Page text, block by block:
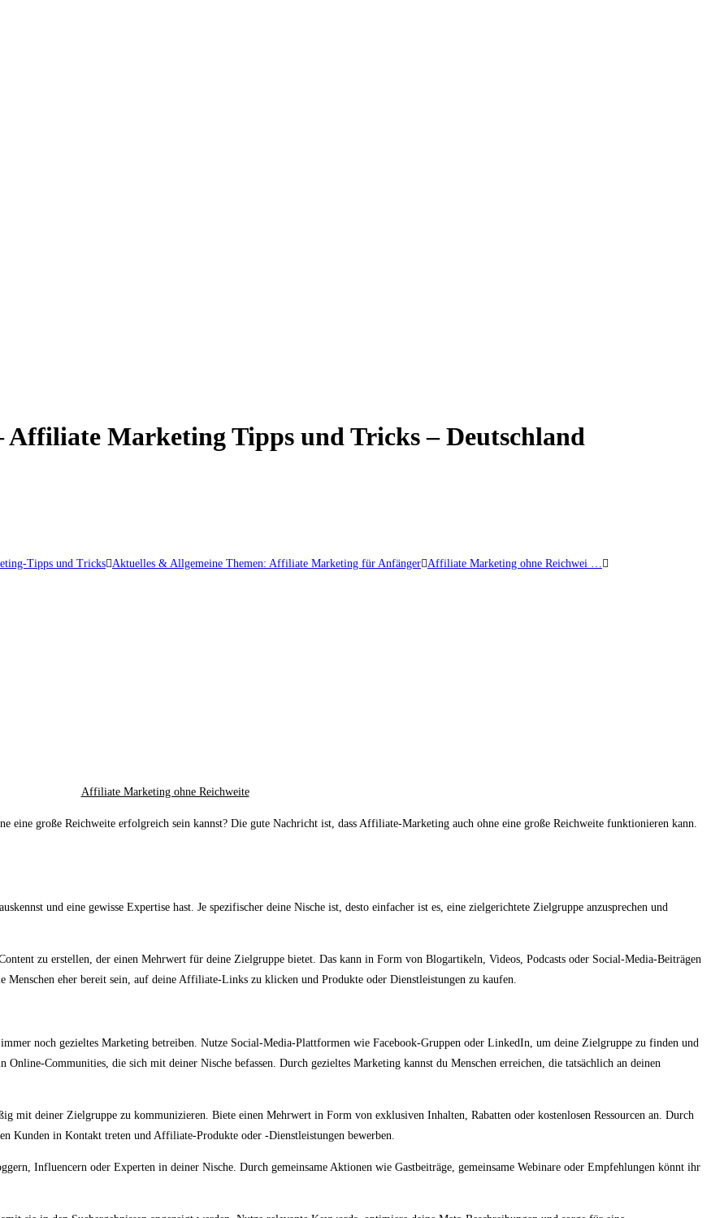
Marketing Tipps und Tricks – Deutschland
Tipps und Tricks Aktuelles & Allgemeine Themen: Affiliate Marketing für Anfänger Affiliate Marketing ohne Reichwei …
Affiliate Marketing ohne Reichweite
eine große Reichweite erfolgreich sein kannst? Die gute Nachricht ist, dass Affiliate-Marketing auch ohne eine große Reichweite funktionieren kann.
und eine gewisse Expertise hast. Je spezifischer deine Nische ist, desto einfacher ist es, eine zielgerichtete Zielgruppe anzusprechen und
zu erstellen, der einen Mehrwert für deine Zielgruppe bietet. Das kann in Form von Blogartikeln, Videos, Podcasts oder Social-Media-Beiträgen
eher bereit sein, auf deine Affiliate-Links zu klicken und Produkte oder Dienstleistungen zu kaufen.
noch gezieltes Marketing betreiben. Nutze Social-Media-Plattformen wie Facebook-Gruppen oder LinkedIn, um deine Zielgruppe zu finden und
Communities, die sich mit deiner Nische befassen. Durch gezieltes Marketing kannst du Menschen erreichen, die tatsächlich an deinen
mit deiner Zielgruppe zu kommunizieren. Biete einen Mehrwert in Form von exklusiven Inhalten, Rabatten oder kostenlosen Ressourcen an. Durch
Kunden in Kontakt treten und Affiliate-Produkte oder -Dienstleistungen bewerben.
Influencern oder Experten in deiner Nische. Durch gemeinsame Aktionen wie Gastbeiträge, gemeinsame Webinare oder Empfehlungen könnt ihr